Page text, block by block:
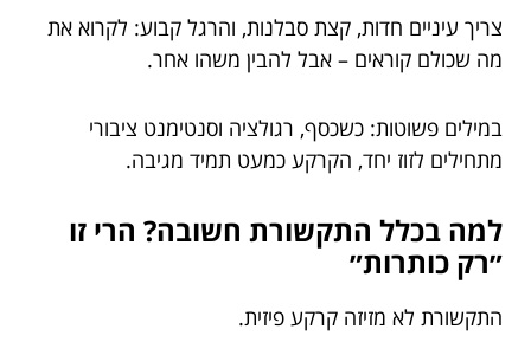
צריך עיניים חדות, קצת סבלנות, והרגל קבוע: לקרוא את
מה שכולם קוראים – אבל להבין משהו אחר.
במילים פשוטות: כשכסף, רגולציה וסנטימנט ציבורי
מתחילים לזוז יחד, הקרקע כמעט תמיד מגיבה.
למה בכלל התקשורת חשובה? הרי זו
״רק כותרות״
התקשורת לא מזיזה קרקע פיזית.